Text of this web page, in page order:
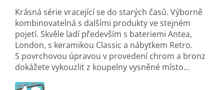
Krásná série vracející se do starých časů. Výborně
kombinovatelná s dalšími produkty ve stejném
pojetí. Skvěle ladí především s bateriemi Antea,
London, s keramikou Classic a nábytkem Retro.
S povrchovou úpravou v provedení chrom a bronz
dokážete vykouzlit z koupelny vysněné místo…